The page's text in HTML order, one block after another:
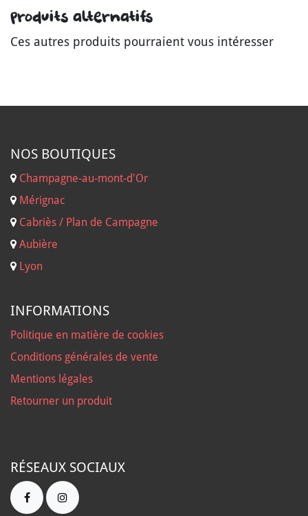
Produits alternatifs
Ces autres produits pourraient vous intéresser
NOS BOUTIQUES
Champagne-au-mont-d'Or
Mérignac
Cabriès / Plan de Campagne
Aubière
Lyon
INFORMATIONS
Politique en matière de cookies
Conditions générales de vente
Mentions légales
Retourner un produit
RÉSEAUX SOCIAUX